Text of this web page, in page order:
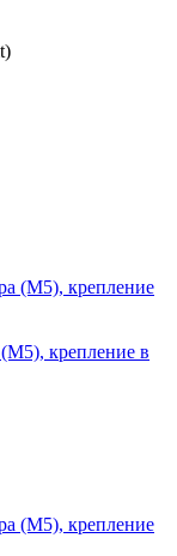
крепление в